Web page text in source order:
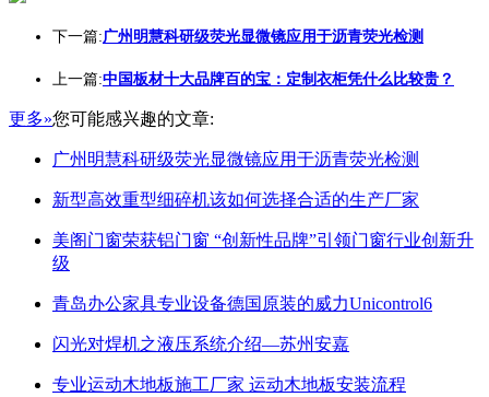
下一篇:广州明慧科研级荧光显微镜应用于沥青荧光检测
上一篇:中国板材十大品牌百的宝：定制衣柜凭什么比较贵？
更多»您可能感兴趣的文章:
广州明慧科研级荧光显微镜应用于沥青荧光检测
新型高效重型细碎机该如何选择合适的生产厂家
美阁门窗荣获铝门窗 “创新性品牌”引领门窗行业创新升
级
青岛办公家具专业设备德国原装的威力Unicontrol6
闪光对焊机之液压系统介绍—苏州安嘉
专业运动木地板施工厂家 运动木地板安装流程